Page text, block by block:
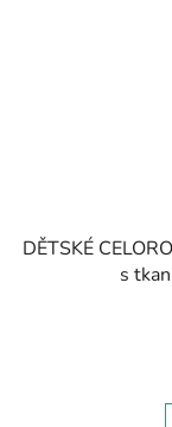
DĚTSKÉ
s